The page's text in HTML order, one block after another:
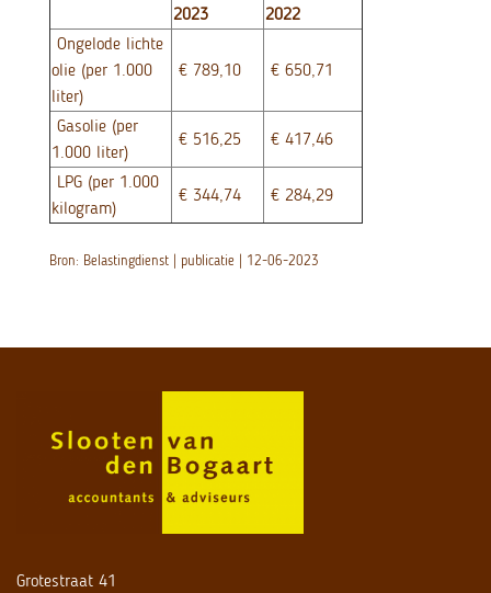
2023
2022
Ongelode lichte
olie (per 1.000
liter)
€ 789,10 € 650,71
Gasolie (per
1.000 liter)
€ 516,25 € 417,46
LPG (per 1.000
kilogram)
€ 344,74 € 284,29
Bron: Belastingdienst | publicatie | 12-06-2023
Grotestraat 41